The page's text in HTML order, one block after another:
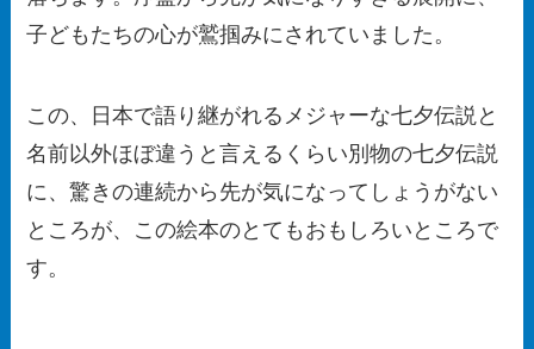
子どもたちの心が鷲掴みにされていました。
この、日本で語り継がれるメジャーな七夕伝説と
名前以外ほぼ違うと言えるくらい別物の七夕伝説
に、驚きの連続から先が気になってしょうがない
ところが、この絵本のとてもおもしろいところで
す。